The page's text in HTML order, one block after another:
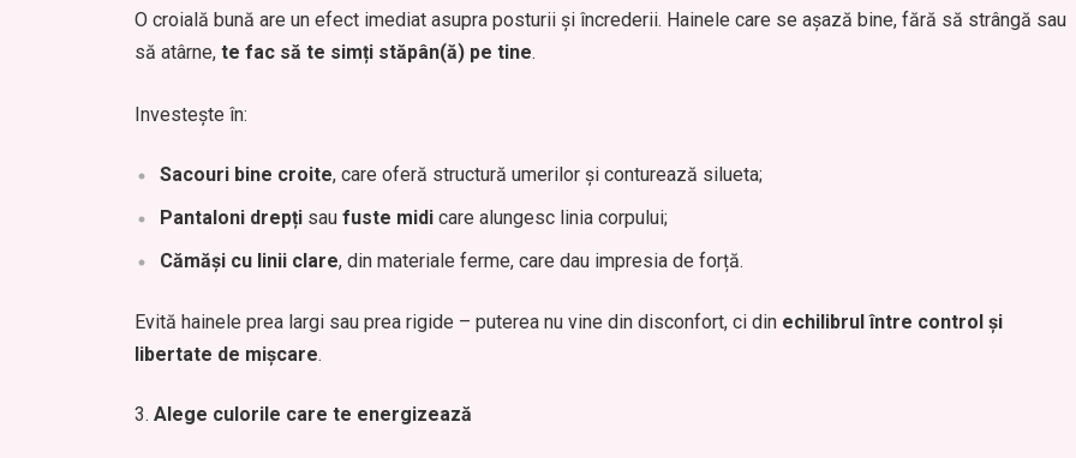
O croială bună are un efect imediat asupra posturii și încrederii. Hainele care se așază bine, fără să strângă sau
să atârne, te fac să te simți stăpân(ă) pe tine.
Investește în:
Sacouri bine croite, care oferă structură umerilor și conturează silueta;
Pantaloni drepți sau fuste midi care alungesc linia corpului;
Cămăși cu linii clare, din materiale ferme, care dau impresia de forță.
Evită hainele prea largi sau prea rigide – puterea nu vine din disconfort, ci din echilibrul între control și
libertate de mișcare.
Alege culorile care te energizează